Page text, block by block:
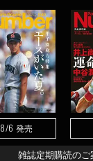
8/6 発売
雑誌定期購読のご